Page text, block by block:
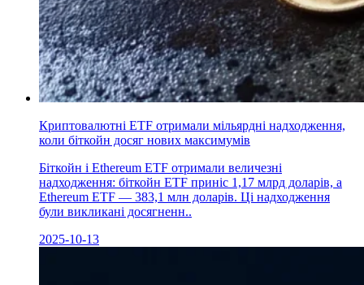
Криптовалютні ETF отримали мільярдні надходження,
коли біткойн досяг нових максимумів
Біткойн і Ethereum ETF отримали величезні
надходження: біткойн ETF приніс 1,17 млрд доларів, а
Ethereum ETF — 383,1 млн доларів. Ці надходження
були викликані досягненн..
2025-10-13